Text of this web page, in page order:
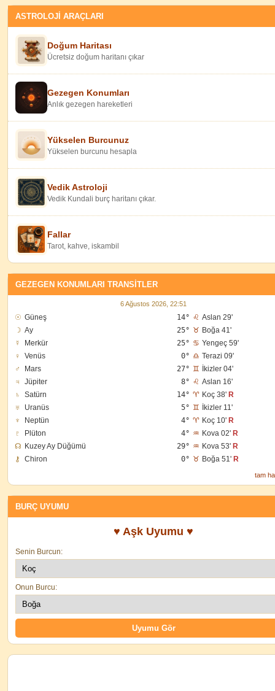
ASTROLOJİ ARAÇLARI
Doğum Haritası
Ücretsiz doğum haritanı çıkar
Gezegen Konumları
Anlık gezegen hareketleri
Yükselen Burcunuz
Yükselen burcunu hesapla
Vedik Astroloji
Vedik Kundali burç haritanı çıkar.
Fallar
Tarot, kahve, iskambil
GEZEGEN KONUMLARI TRANSITLER
6 Ağustos 2026, 22:51
☉ Güneş 14° ♌ Aslan 29'
☽ Ay 25° ♉ Boğa 41'
☿
Merkür 25° ♋ Yengeç 59'
♀
Venüs 0° ♎ Terazi 09'
♂
Mars 27° ♊
İkizler 04'
♃
Jüpiter 8° ♌ Aslan 16'
♄
Satürn 14° ♈ Koç 38' R
♅
Uranüs 5° ♊
İkizler 11'
♆
Neptün 4° ♈ Koç 10' R
♇
Plüton 4° ♒ Kova 02' R
☊ Kuzey Ay Düğümü 29° ♒ Kova 53' R
⚷
Chiron 0° ♉ Boğa 51' R
tam
BURÇ UYUMU
♥ Aşk Uyumu ♥
Senin Burcun:
Onun Burcu: